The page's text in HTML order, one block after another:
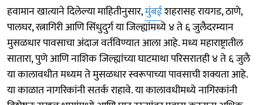
हवामान खात्याने दिलेल्या माहितीनुसार,मुंबईशहरासह रायगड, ठाणे,
पालघर, रत्नागिरी आणि सिंधुदुर्ग या जिल्ह्यांमध्ये ४ ते ६ जुलैदरम्यान
मुसळधार पावसाचा अंदाज वर्तविण्यात आला आहे. मध्य महाराष्ट्रातील
सातारा, पुणे आणि नाशिक जिल्ह्यांच्या घाटमाथा परिसरातही ४ ते ६ जुलै
या कालावधीत मध्यम ते मुसळधार स्वरूपाच्या पावसाची शक्यता आहे.
या काळात नागरिकांनी सतर्क राहावे. या कालावधीमध्ये नागिरकांनी